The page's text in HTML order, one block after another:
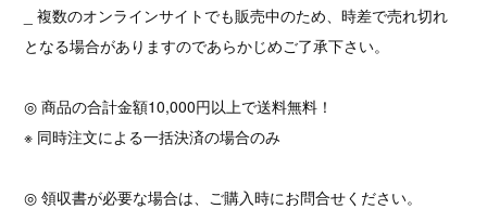
_ 複数のオンラインサイトでも販売中のため、時差で売れ切れ
となる場合がありますのであらかじめご了承下さい。
◎ 商品の合計金額10,000円以上で送料無料！
※ 同時注文による一括決済の場合のみ
◎ 領収書が必要な場合は、ご購入時にお問合せください。